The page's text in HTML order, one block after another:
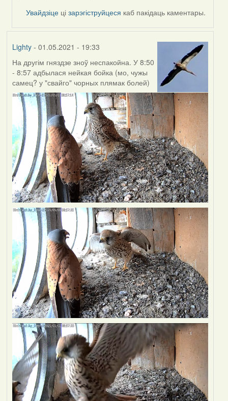
Увайдзіце цізарэгіструйцеся каб пакідаць каментары.
Lighty- 01.05.2021 - 19:33
На другім гняздзе зноў неспакойна. У 8:50
- 8:57 адбылася нейкая бойка (мо, чужы
самец? у "свайго" чорных плямак болей)